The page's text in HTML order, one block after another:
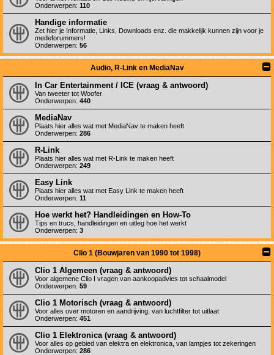
Onderwerpen: 110
Handige informatie
Zet hier je Informatie, Links, Downloads enz. die makkelijk kunnen zijn voor je
medeforummers!
Onderwerpen: 56
Audio, R-Link en MediaNav
In Car Entertainment / ICE (vraag & antwoord)
Van tweeter tot Woofer
Onderwerpen: 440
MediaNav
Plaats hier alles wat met MediaNav te maken heeft
Onderwerpen: 286
R-Link
Plaats hier alles wat met R-Link te maken heeft
Onderwerpen: 249
Easy Link
Plaats hier alles wat met Easy Link te maken heeft
Onderwerpen: 11
Hoe werkt het? Handleidingen en How-To
Tips en trucs, handleidingen en uitleg hoe het werkt
Onderwerpen: 3
Clio 1 (Bouwjaren van 1990 tot 1998)
Clio 1 Algemeen (vraag & antwoord)
Voor algemene Clio I vragen van aankoopadvies tot schaalmodel
Onderwerpen: 59
Clio 1 Motorisch (vraag & antwoord)
Voor alles over motoren en aandrijving, van luchtfilter tot uitlaat
Onderwerpen: 451
Clio 1 Elektronica (vraag & antwoord)
Voor alles op gebied van elektra en elektronica, van lampjes tot zekeringen
Onderwerpen: 286